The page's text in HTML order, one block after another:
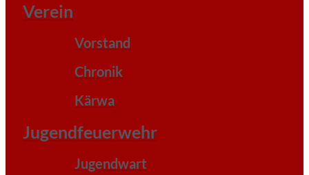
Verein
Vorstand
Chronik
Kärwa
Jugendfeuerwehr
Jugendwart